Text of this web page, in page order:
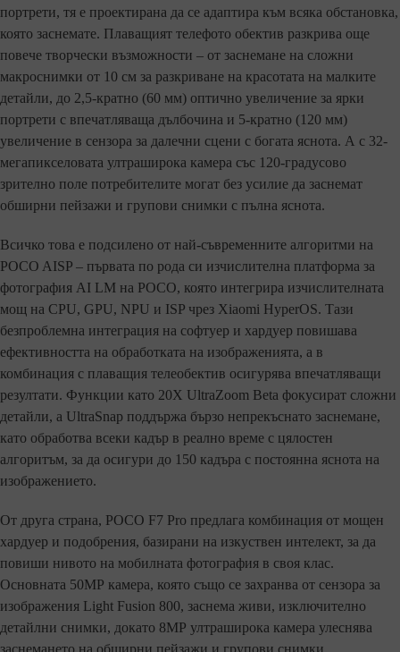
портрети, тя е проектирана да се адаптира към всяка обстановка,
която заснемате. Плаващият телефото обектив разкрива още
повече творчески възможности – от заснемане на сложни
макроснимки от 10 см за разкриване на красотата на малките
детайли, до 2,5-кратно (60 мм) оптично увеличение за ярки
портрети с впечатляваща дълбочина и 5-кратно (120 мм)
увеличение в сензора за далечни сцени с богата яснота. А с 32-
мегапикселовата ултраширока камера със 120-градусово
зрително поле потребителите могат без усилие да заснемат
обширни пейзажи и групови снимки с пълна яснота.
Всичко това е подсилено от най-съвременните алгоритми на
POCO AISP – първата по рода си изчислителна платформа за
фотография AI LM на POCO, която интегрира изчислителната
мощ на CPU, GPU, NPU и ISP чрез Xiaomi HyperOS. Тази
безпроблемна интеграция на софтуер и хардуер повишава
ефективността на обработката на изображенията, а в
комбинация с плаващия телеобектив осигурява впечатляващи
резултати. Функции като 20X UltraZoom Beta фокусират сложни
детайли, а UltraSnap поддържа бързо непрекъснато заснемане,
като обработва всеки кадър в реално време с цялостен
алгоритъм, за да осигури до 150 кадъра с постоянна яснота на
изображението.
От друга страна, POCO F7 Pro предлага комбинация от мощен
хардуер и подобрения, базирани на изкуствен интелект, за да
повиши нивото на мобилната фотография в своя клас.
Основната 50МР камера, която също се захранва от сензора за
изображения Light Fusion 800, заснема живи, изключително
детайлни снимки, докато 8МР ултраширока камера улеснява